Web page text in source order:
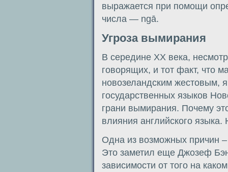
выражается при помощи
числа — ngā.
Угроза вымирания
В середине ХХ века,
говорящих, и тот факт, что
новозеландским жестовым,
государственных языков
грани вымирания. Почему
влияния английского
Одна из возможных причин
Это заметил еще Джозеф
зависимости от того на